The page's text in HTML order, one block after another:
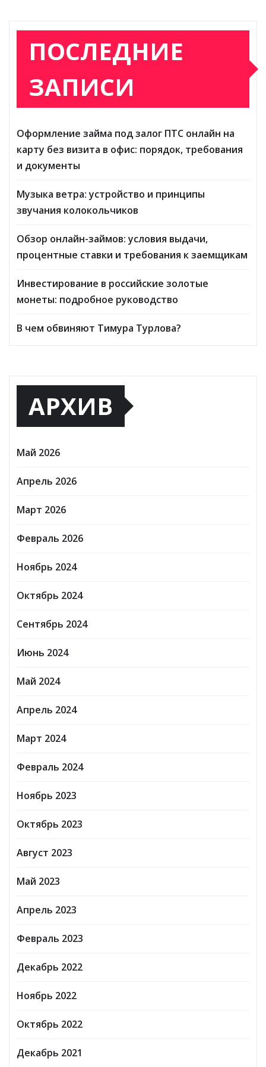
ПОСЛЕДНИЕ
ЗАПИСИ
Оформление займа под залог ПТС онлайн на
карту без визита в офис: порядок, требования
и документы
Музыка ветра: устройство и принципы
звучания колокольчиков
Обзор онлайн-займов: условия выдачи,
процентные ставки и требования к заемщикам
Инвестирование в российские золотые
монеты: подробное руководство
В чем обвиняют Тимура Турлова?
АРХИВ
Май 2026
Апрель 2026
Март 2026
Февраль 2026
Ноябрь 2024
Октябрь 2024
Сентябрь 2024
Июнь 2024
Май 2024
Апрель 2024
Март 2024
Февраль 2024
Ноябрь 2023
Октябрь 2023
Август 2023
Май 2023
Апрель 2023
Февраль 2023
Декабрь 2022
Ноябрь 2022
Октябрь 2022
Декабрь 2021